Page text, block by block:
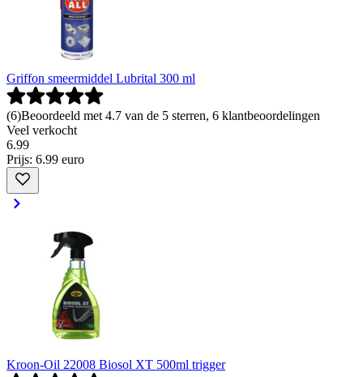
Griffon smeermiddel Lubrital 300 ml
(6)Beoordeeld met 4.7 van de 5 sterren, 6 klantbeoordelingen
Veel verkocht
6.99
Prijs: 6.99 euro
Kroon-Oil 22008 Biosol XT 500ml trigger